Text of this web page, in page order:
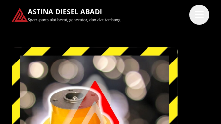
ASTINA DIESEL ABADI
Spare-parts alat berat, generator, dan alat tambang
Masuk
Pilih methode masuk
Lanjutkan dengan Google